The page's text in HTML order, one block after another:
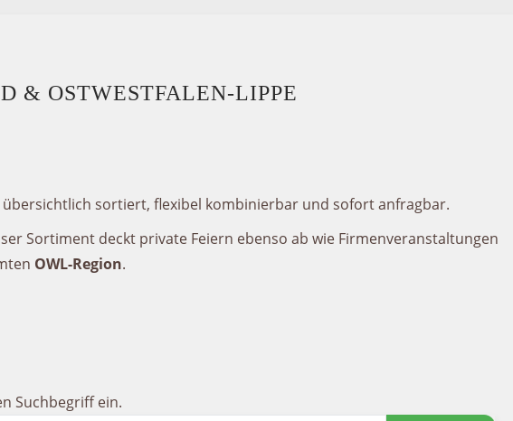
& OSTWESTFALEN-LIPPE
übersichtlich sortiert, flexibel kombinierbar und sofort anfragbar.
Sortiment deckt private Feiern ebenso ab wie Firmenveranstaltungen
OWL-Region.
Suchbegriff ein.